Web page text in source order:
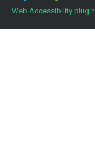
Web Accessibility plugin